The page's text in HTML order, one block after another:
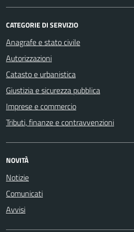
CATEGORIE DI SERVIZIO
Anagrafe e stato civile
Autorizzazioni
Catasto e urbanistica
Giustizia e sicurezza pubblica
Imprese e commercio
Tributi, finanze e contravvenzioni
NOVITÀ
Notizie
Comunicati
Avvisi